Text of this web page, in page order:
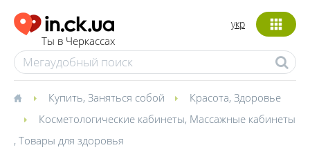
Ты в Черкассах
укр
Купить, Заняться собой Красота, Здоровье
Косметологические кабинеты, Массажные кабинеты
, Товары для здоровья